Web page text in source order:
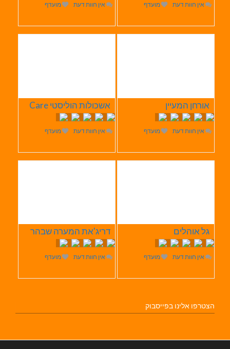
אין חוות דעת מועדף אין חוות דעת מועדף
אורחן המעיין
אין חוות דעת מועדף
אשכולות הוליסטי Care
אין חוות דעת מועדף
גל אוהלים
אין חוות דעת מועדף
דריג'את המערה שבהר
אין חוות דעת מועדף
הצטרפו אלינו בפייסבוק